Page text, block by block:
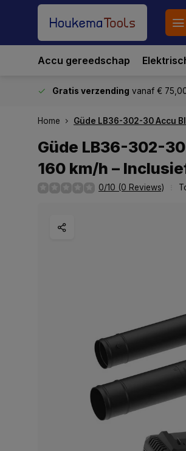
Accu gereedschap
Gratis verzending vanaf €
Home Güde LB36-302-30 Accu
Güde LB36-302-
160 km/h –
0/10 (0 Reviews)